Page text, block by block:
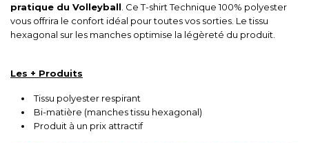
pratique du Volleyball . Ce T-shirt Technique 100% polyester
vous offrira le confort idéal pour toutes vos sorties. Le tissu
hexagonal sur les manches optimise la légèreté du produit.
Les + Produits
Tissu polyester respirant
Bi-matière (manches tissu hexagonal)
Produit à un prix attractif